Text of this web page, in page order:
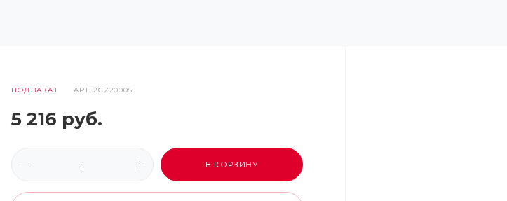
ПОД ЗАКАЗ АРТ.2CZ20005
5 216 руб.
В КОРЗИНУ